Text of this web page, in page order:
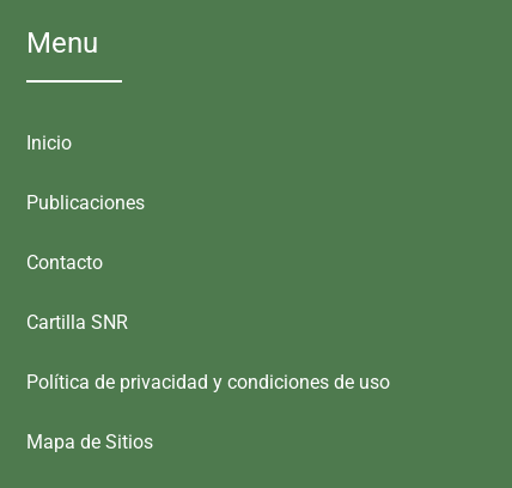
Menu
Inicio
Publicaciones
Contacto
Cartilla SNR
Política de privacidad y condiciones de uso
Mapa de Sitios